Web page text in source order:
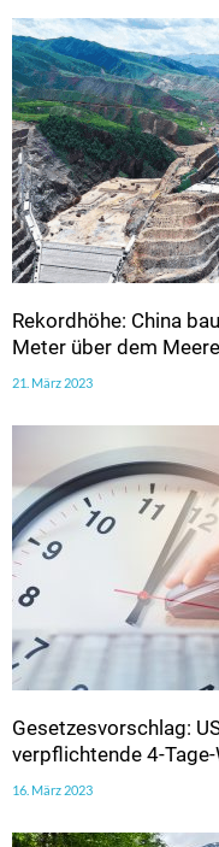
Rekordhöhe: China
Meter über dem
21. März 2023
Gesetzesvorschlag:
verpflichtende 4-
16. März 2023